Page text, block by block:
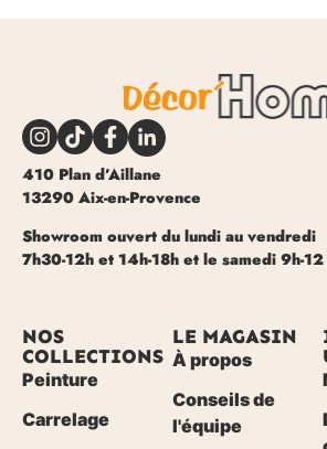
410 Plan d’Aillane
13290 Aix-en-Provence
Showroom ouvert du lundi au vendredi
7h30-12h et 14h-18h et le samedi 9h-
NOS
COLLECTIONS
Peinture
Carrelage
LE MAGASIN
À propos
Conseils de
l'équipe